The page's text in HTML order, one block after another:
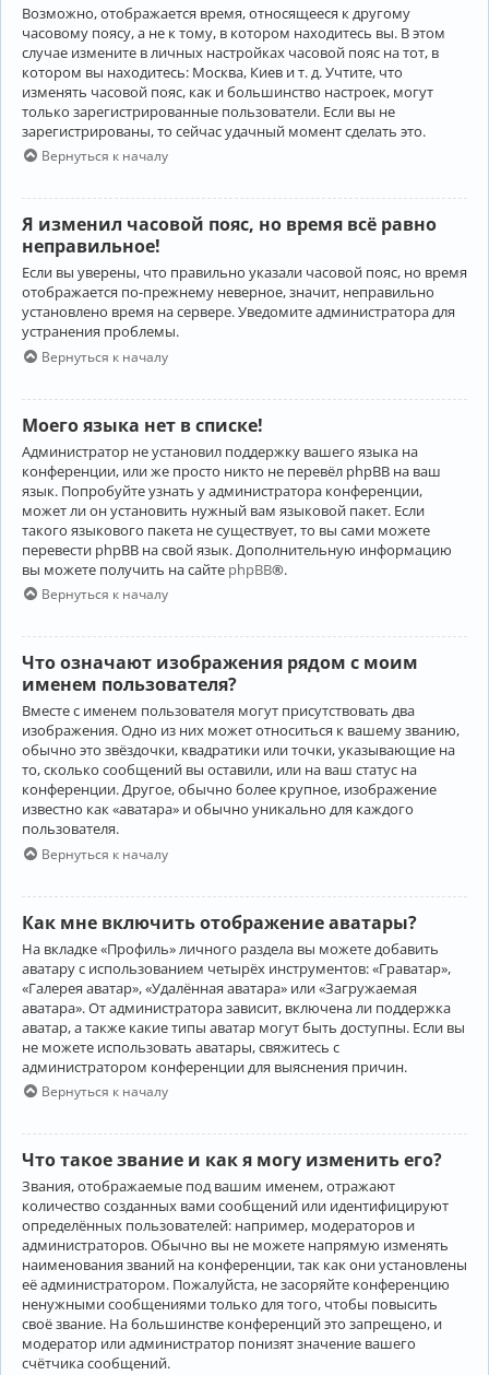
Возможно, отображается время, относящееся к другому
часовому поясу, а не к тому, в котором находитесь вы. В этом
случае измените в личных настройках часовой пояс на тот, в
котором вы находитесь: Москва, Киев и т. д. Учтите, что
изменять часовой пояс, как и большинство настроек, могут
только зарегистрированные пользователи. Если вы не
зарегистрированы, то сейчас удачный момент сделать это.
Вернуться к началу
Я изменил часовой пояс, но время всё равно
неправильное!
Если вы уверены, что правильно указали часовой пояс, но время
отображается по-прежнему неверное, значит, неправильно
установлено время на сервере. Уведомите администратора для
устранения проблемы.
Вернуться к началу
Моего языка нет в списке!
Администратор не установил поддержку вашего языка на
конференции, или же просто никто не перевёл phpBB на ваш
язык. Попробуйте узнать у администратора конференции,
может ли он установить нужный вам языковой пакет. Если
такого языкового пакета не существует, то вы сами можете
перевести phpBB на свой язык. Дополнительную информацию
вы можете получить на сайте phpBB®.
Вернуться к началу
Что означают изображения рядом с моим
именем пользователя?
Вместе с именем пользователя могут присутствовать два
изображения. Одно из них может относиться к вашему званию,
обычно это звёздочки, квадратики или точки, указывающие на
то, сколько сообщений вы оставили, или на ваш статус на
конференции. Другое, обычно более крупное, изображение
известно как «аватара» и обычно уникально для каждого
пользователя.
Вернуться к началу
Как мне включить отображение аватары?
На вкладке «Профиль» личного раздела вы можете добавить
аватару с использованием четырёх инструментов: «Граватар»,
«Галерея аватар», «Удалённая аватара» или «Загружаемая
аватара». От администратора зависит, включена ли поддержка
аватар, а также какие типы аватар могут быть доступны. Если вы
не можете использовать аватары, свяжитесь с
администратором конференции для выяснения причин.
Вернуться к началу
Что такое звание и как я могу изменить его?
Звания, отображаемые под вашим именем, отражают
количество созданных вами сообщений или идентифицируют
определённых пользователей: например, модераторов и
администраторов. Обычно вы не можете напрямую изменять
наименования званий на конференции, так как они установлены
её администратором. Пожалуйста, не засоряйте конференцию
ненужными сообщениями только для того, чтобы повысить
своё звание. На большинстве конференций это запрещено, и
модератор или администратор понизят значение вашего
счётчика сообщений.